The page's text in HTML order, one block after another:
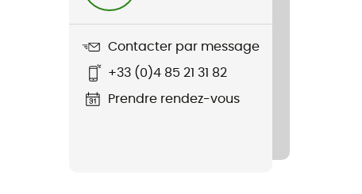
Contacter par message
+33 (0)4 85 21 31 82
Prendre rendez-vous